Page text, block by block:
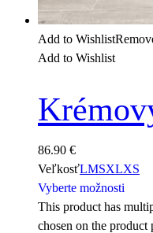
Add to Wishlist
Add to Wishlist
86.90 €
VeľkosťLMSXLXS
Vyberte možnosti
This product has
chosen on the product